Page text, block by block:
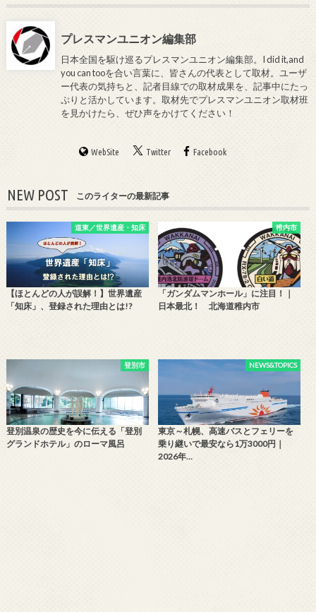
プレスマンユニオン編集部
日本全国を駆け巡るプレスマンユニオン編集部。I did it,and
you can tooを合い言葉に、皆さんの代表として取材。ユーザ
ー代表の気持ちと、記者目線での取材成果を、記事中にたっ
ぷりと活かしています。取材先でプレスマンユニオン取材班
を見かけたら、ぜひ声をかけてください！
WebSite Twitter Facebook
NEW POST このライターの最新記事
道東／世界遺産・知床
【ほとんどの人が誤解！】世界遺産
「知床」、登録された理由とは!?
稚内市
「ガンダムマンホール」に注目！｜
日本最北！ 北海道稚内市
登別市
登別温泉の歴史を今に伝える「登別
グランドホテル」のローマ風呂
NEWS&TOPICS
東京～札幌、高速バスとフェリーを
乗り継いで最安なら1万3000円｜
2026年…